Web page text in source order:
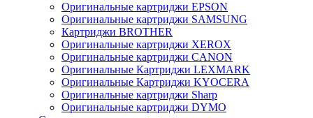
Оригинальные картриджи EPSON
Оригинальные картриджи SAMSUNG
Картриджи BROTHER
Оригинальные картриджи XEROX
Оригинальные картриджи CANON
Оригинальные Картриджи LEXMARK
Оригинальные Картриджи KYOCERA
Оригинальные картриджи Sharp
Оригинальные картриджи DYMO